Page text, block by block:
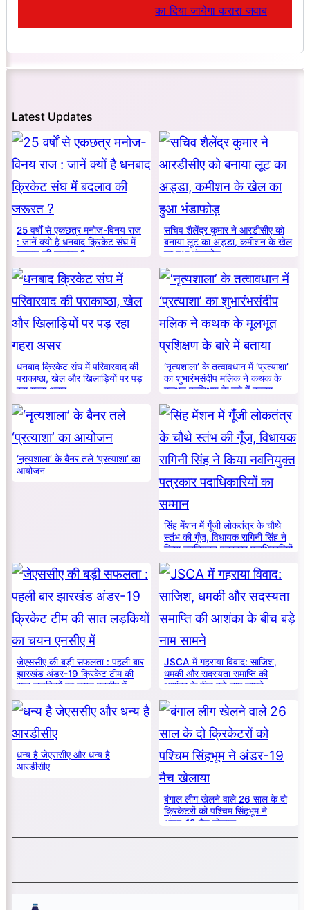
का दिया जायेगा करारा जवाब
Latest Updates
25 वर्षों से एकछत्र मनोज-विनय राज
: जानें क्यों है धनबाद क्रिकेट संघ में
बदलाव की जरूरत ?
सचिव शैलेंद्र कुमार ने आरडीसीए को
बनाया लूट का अड्डा, कमीशन के खेल
का हुआ भंडाफोड़
धनबाद क्रिकेट संघ में परिवारवाद की
पराकाष्ठा, खेल और खिलाड़ियों पर पड़
रहा गहरा असर
‘नृत्यशाला’ के तत्वावधान में ‘प्रत्याशा’
का शुभारंभसंदीप मलिक ने कथक के
मूलभूत प्रशिक्षण के बारे में बताया
‘नृत्यशाला’ के बैनर तले ‘प्रत्याशा’ का
आयोजन
सिंह मेंशन में गूँजी लोकतंत्र के चौथे
स्तंभ की गूँज, विधायक रागिनी सिंह ने
किया नवनियुक्त पत्रकार पदाधिकारियों
का सम्मान
जेएससीए की बड़ी सफलता : पहली बार
झारखंड अंडर-19 क्रिकेट टीम की
सात लड़कियों का चयन एनसीए में
JSCA में गहराया विवाद: साजिश,
धमकी और सदस्यता समाप्ति की
आशंका के बीच बड़े नाम सामने
धन्य है जेएससीए और धन्य है
आरडीसीए
बंगाल लीग खेलने वाले 26 साल के दो
क्रिकेटरों को पश्चिम सिंहभूम ने
अंडर-19 मैच खेलाया